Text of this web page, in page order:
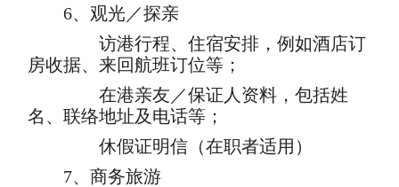
6、观光／探亲
访港行程、住宿安排，例如酒店订
房收据、来回航班订位等；
在港亲友／保证人资料，包括姓
名、联络地址及电话等；
休假证明信（在职者适用）
7、商务旅游